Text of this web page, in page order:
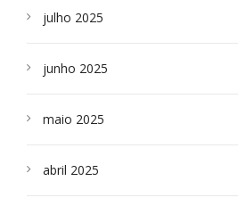
julho 2025
junho 2025
maio 2025
abril 2025